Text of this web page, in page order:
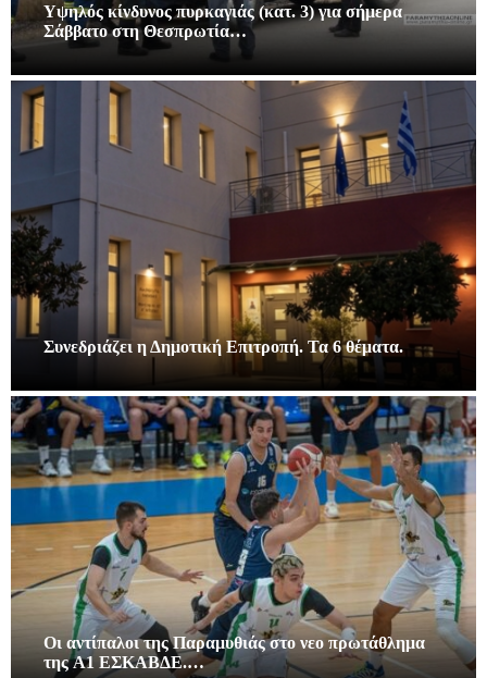
Υψηλός κίνδυνος πυρκαγιάς (κατ. 3) για σήμερα
Σάββατο στη Θεσπρωτία…
Συνεδριάζει η Δημοτική Επιτροπή. Τα 6 θέματα.
Οι αντίπαλοι της Παραμυθιάς στο νεο πρωτάθλημα
της A1 ΕΣΚΑΒΔΕ.…